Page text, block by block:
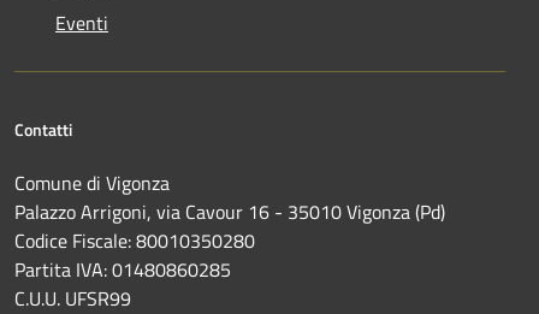
Eventi
Contatti
Comune di Vigonza
Palazzo Arrigoni, via Cavour 16 - 35010 Vigonza (Pd)
Codice Fiscale: 80010350280
Partita IVA: 01480860285
C.U.U. UFSR99